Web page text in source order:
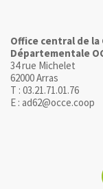
Office central de
Départementale
34 rue Michelet
62000 Arras
T : 03.21.71.01.76
E : ad62@occe.coop